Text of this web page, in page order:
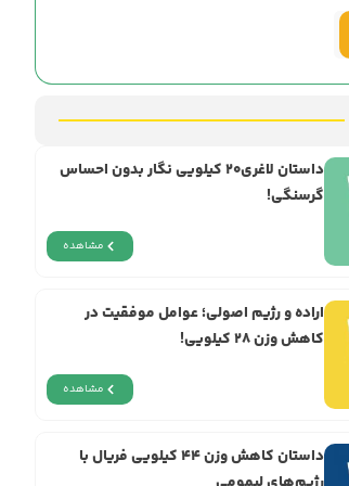
داستان لاغری۲۰ کیلویی نگار بدون احساس
گرسنگی!
مشاهده
اراده و رژيم اصولی؛ عوامل موفقیت در
کاهش وزن ۲۸ کیلویی!
مشاهده
داستان کاهش وزن ۴۴ کیلویی فریال با